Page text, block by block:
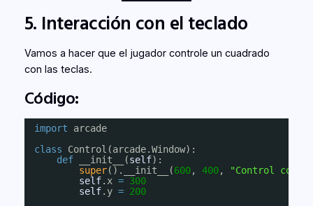
5. Interacción con el teclado
Vamos a hacer que el jugador controle un cuadrado
con las teclas.
Código:
import
arcade
class
Control(arcade.Window):
def
__init__(self):
super().__init__(600, 400,
"Control con
self.x = 300
self.y = 200